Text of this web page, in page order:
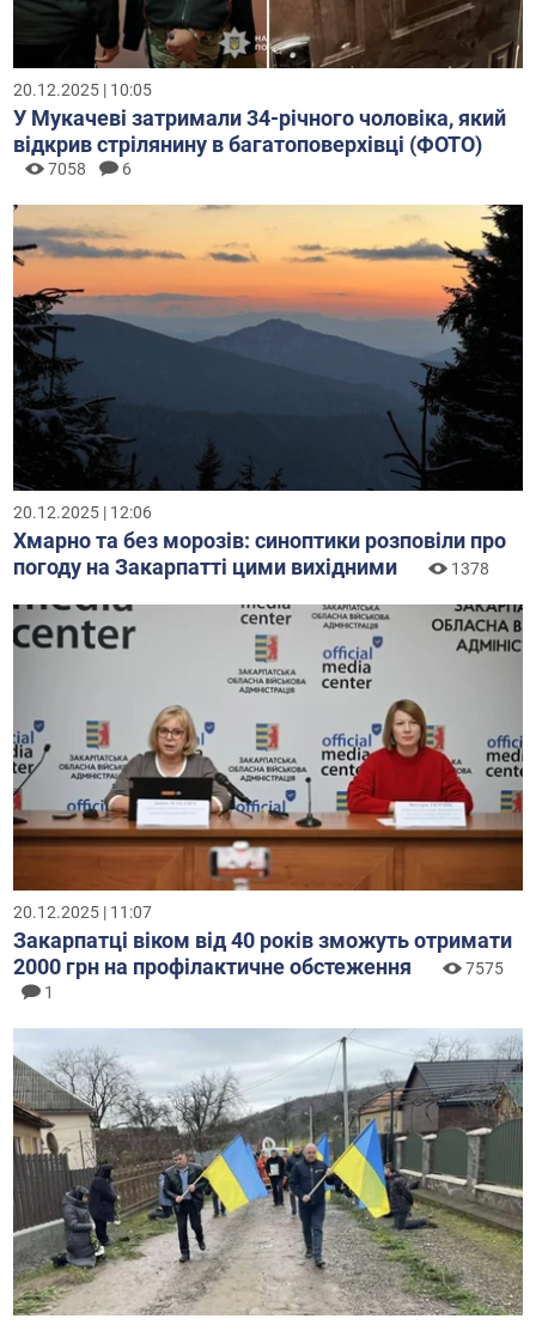
20.12.2025 | 10:05
У Мукачеві затримали 34-річного чоловіка, який
відкрив стрілянину в багатоповерхівці (ФОТО)
7058 6
20.12.2025 | 12:06
Хмарно та без морозів: синоптики розповіли про
погоду на Закарпатті цими вихідними
1378
20.12.2025 | 11:07
Закарпатці віком від 40 років зможуть отримати
2000 грн на профілактичне обстеження
7575
1